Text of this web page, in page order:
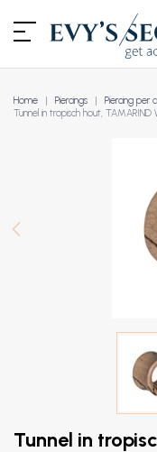
Home Piercings Piercing per
Tunnel in tropisch hout, TAMARIND
Tunnel in